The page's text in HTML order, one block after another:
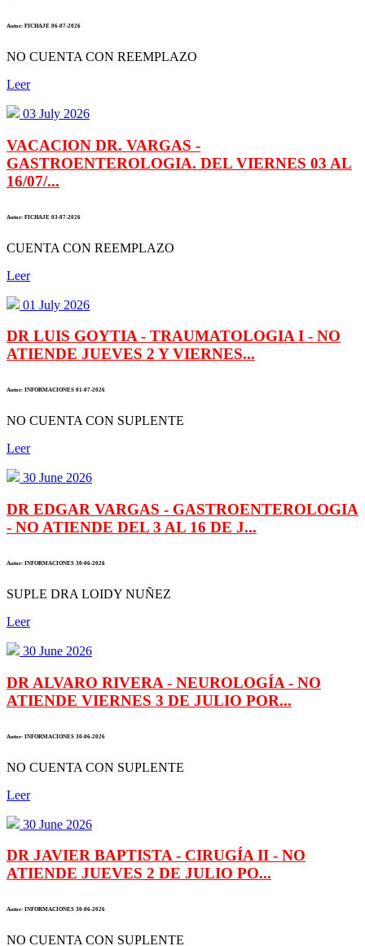
Autor: FICHAJE 06-07-2026
NO CUENTA CON REEMPLAZO
Leer
03 July 2026
VACACION DR. VARGAS -
GASTROENTEROLOGIA. DEL VIERNES 03 AL
16/07/...
Autor: FICHAJE 03-07-2026
CUENTA CON REEMPLAZO
Leer
01 July 2026
DR LUIS GOYTIA - TRAUMATOLOGIA I - NO
ATIENDE JUEVES 2 Y VIERNES...
Autor: INFORMACIONES 01-07-2026
NO CUENTA CON SUPLENTE
Leer
30 June 2026
DR EDGAR VARGAS - GASTROENTEROLOGIA
- NO ATIENDE DEL 3 AL 16 DE J...
Autor: INFORMACIONES 30-06-2026
SUPLE DRA LOIDY NUÑEZ
Leer
30 June 2026
DR ALVARO RIVERA - NEUROLOGÍA - NO
ATIENDE VIERNES 3 DE JULIO POR...
Autor: INFORMACIONES 30-06-2026
NO CUENTA CON SUPLENTE
Leer
30 June 2026
DR JAVIER BAPTISTA - CIRUGÍA II - NO
ATIENDE JUEVES 2 DE JULIO PO...
Autor: INFORMACIONES 30-06-2026
NO CUENTA CON SUPLENTE